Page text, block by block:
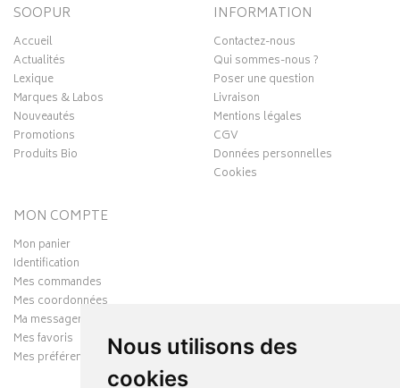
Nous utilisons des
cookies
SOOPUR
Accueil
Actualités
Lexique
Marques & Labos
Nouveautés
Promotions
Produits Bio
INFORMATION
Contactez-nous
Qui sommes-nous ?
Poser une question
Livraison
Mentions légales
CGV
Données personnelles
Cookies
MON COMPTE
Mon panier
Identification
Mes commandes
Mes coordonnées
Ma messagerie
Mes favoris
Mes préférences Cookies